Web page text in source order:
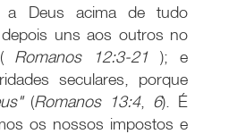
a Deus acima de tudo
uns aos outros no
Romanos 12:3-21); e
seculares, porque
(Romanos 13:4, 6). É
os nossos impostos e